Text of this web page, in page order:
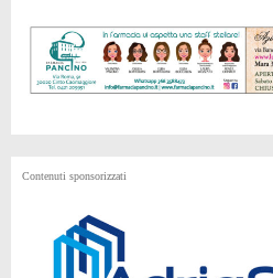
Contenuti sponsorizzati